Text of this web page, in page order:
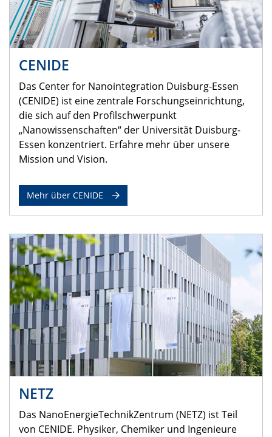
CENIDE
Das Center for Nanointegration Duisburg-Essen
(CENIDE) ist eine zentrale Forschungseinrichtung,
die sich auf den Profilschwerpunkt
„Nanowissenschaften“ der Universität Duisburg-
Essen konzentriert. Erfahre mehr über unsere
Mission und Vision.
Mehr über CENIDE
NETZ
Das NanoEnergieTechnikZentrum (NETZ) ist Teil
von CENIDE. Physiker, Chemiker und Ingenieure